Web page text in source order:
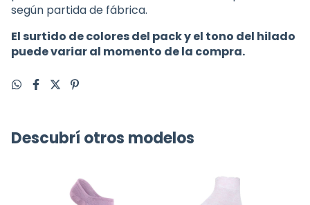
según partida de fábrica.
El surtido de colores del pack y el tono del hilado
puede variar al momento de la compra.
Descubrí otros modelos